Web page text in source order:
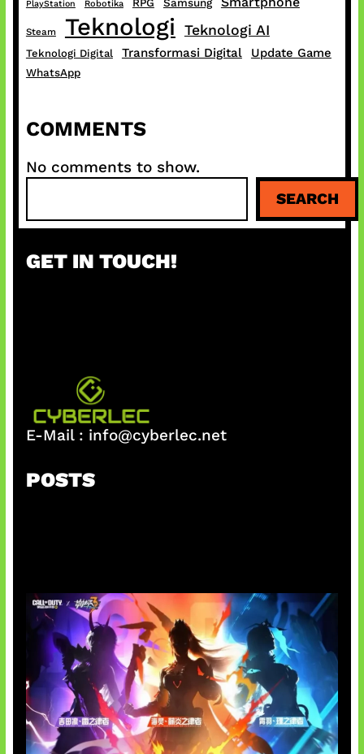
PlayStation Robotika
Steam Teknologi Teknologi AI
Teknologi Digital Transformasi Digital Update Game
WhatsApp
COMMENTS
No comments to show.
a
c
SEARCH
GET IN TOUCH!
E-Mail : info@cyberlec.net
POSTS